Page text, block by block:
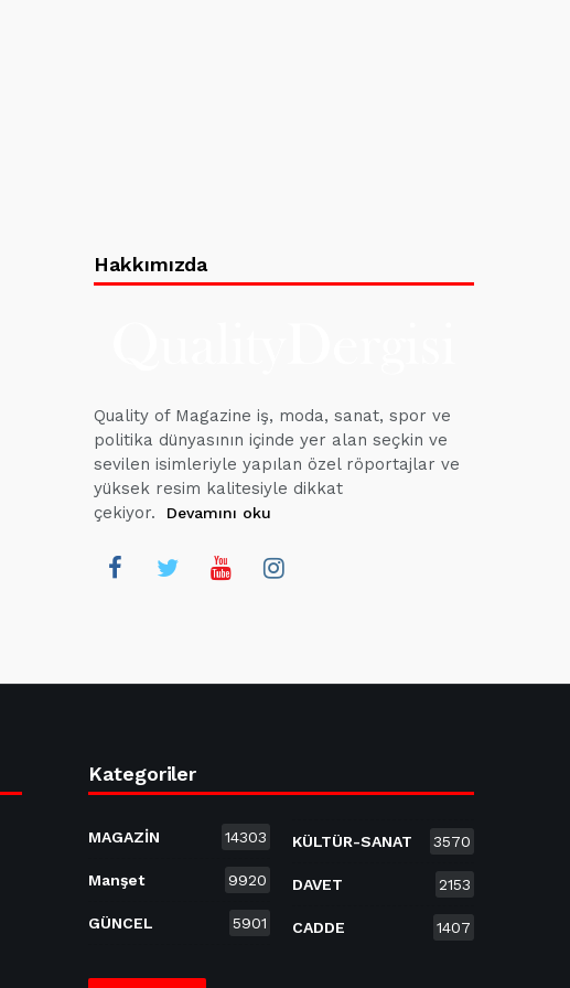
Hakkımızda
Quality of Magazine iş, moda, sanat, spor ve
politika dünyasının içinde yer alan seçkin ve
sevilen isimleriyle yapılan özel röportajlar ve
yüksek resim kalitesiyle dikkat
çekiyor.
Devamını oku
Kategoriler
MAGAZİN 14303
Manşet 9920
GÜNCEL 5901
KÜLTÜR-SANAT 3570
DAVET 2153
CADDE 1407